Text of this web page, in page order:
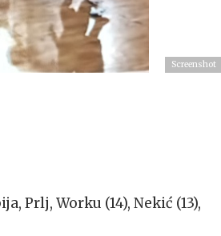
Screenshot
Prlj, Worku (14), Nekić (13),